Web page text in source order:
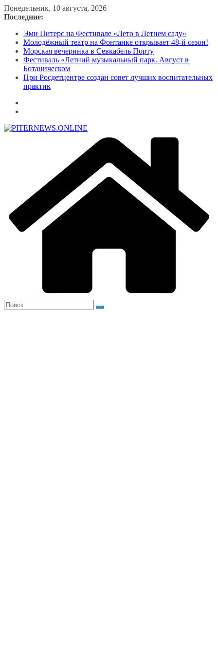
Перейти
к
Понедельник, 10 августа, 2026
Последние:
Эми Питерс на Фестивале «Лето в Летнем саду»
Молодёжный театр на Фонтанке открывает 48-й сезон!
Морская вечеринка в Севкабель Порту
Фестиваль «Летний музыкальный парк. Август в
Ботаническом
При Росдетцентре создан совет лучших воспитательных
практик